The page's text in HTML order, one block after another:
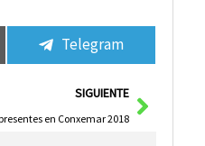
Telegram
SIGUIENTE
en Conxemar 2018